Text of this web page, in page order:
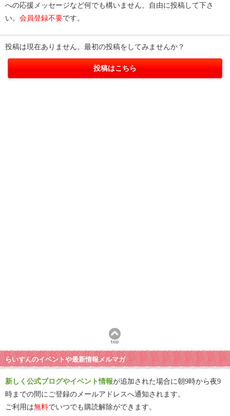
への応援メッセージなど何でも構いません。自由に投稿して下さ
い。 会員登録不要です。
投稿は現在ありません。最初の投稿をしてみませんか？
投稿はこちら
らいすんのイベントや最新情報メルマガ
新しく公式ブログやイベント情報が追加された場合に朝9時から夜9
時までの間にご登録のメールアドレスへ通知されます。
ご利用は無料でいつでも購読解除ができます。